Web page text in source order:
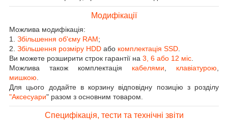
Модифікації
Можлива модифікація:
1. Збільшення об'єму RAM;
2. Збільшення розміру HDD або комплектація SSD
Ви можете розширити строк гарантії на 3, 6 або 12 міс
Можлива також комплектація кабелями клавіатурою
мишкою
Для цього додайте в корзину відповідну позицію з розділу
"Аксесуари" разом з основним товаром.
Специфікація, тести та технічні звіти